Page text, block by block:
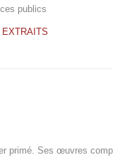
publics
primé. Ses œuvres